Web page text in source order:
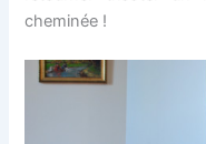
cheminée !